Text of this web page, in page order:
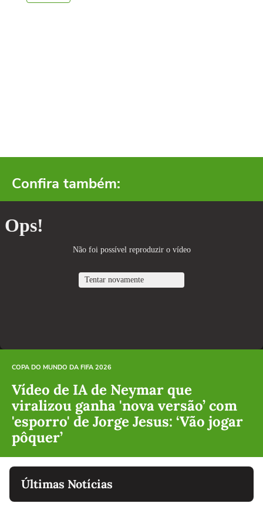
Confira também:
COPA DO MUNDO DA FIFA 2026
Vídeo de IA de Neymar que
viralizou ganha 'nova versão’ com
'esporro' de Jorge Jesus: ‘Vão jogar
pôquer’
Últimas Notícias